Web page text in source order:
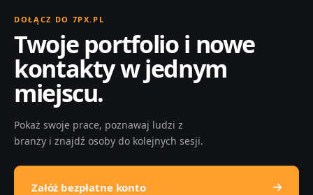
DOŁĄCZ DO 7PX.PL
Twoje portfolio i nowe
kontakty w jednym
miejscu.
Pokaż swoje prace, poznawaj ludzi z
branży i znajdź osoby do kolejnych sesji.
Załóż bezpłatne konto